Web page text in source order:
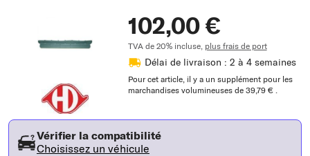
102,00 €
TVA de 20% incluse, plus frais de port
Délai de livraison : 2 à 4 semaines
Pour cet article, il y a un supplément pour les
marchandises volumineuses de 39,79 € .
Vérifier la compatibilité
Choisissez un véhicule